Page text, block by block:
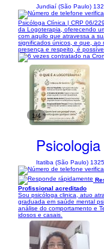
Jundiaí (São Paulo)
Psicóloga Clínica | CRP 06/
da Logoterapia, oferecendo
com aquilo que atravessa a
significados únicos, e que, ao
presença e respeito, é
1/4
Psicologia
Itatiba (São Paulo)
Profissional acreditado
Sou psicóloga clinica, atuo
graduada em saúde mental
análise do comportamento e
idosos e casais.